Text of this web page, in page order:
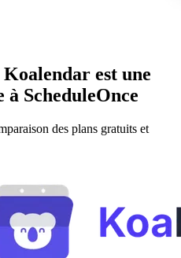
est une
ScheduleOnce
des plans gratuits et